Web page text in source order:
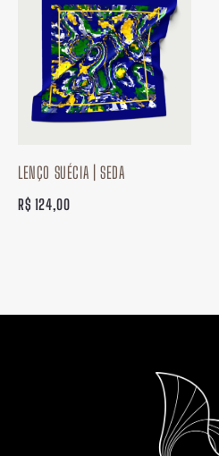
LENÇO SUÉCIA | SEDA
R$ 124,00